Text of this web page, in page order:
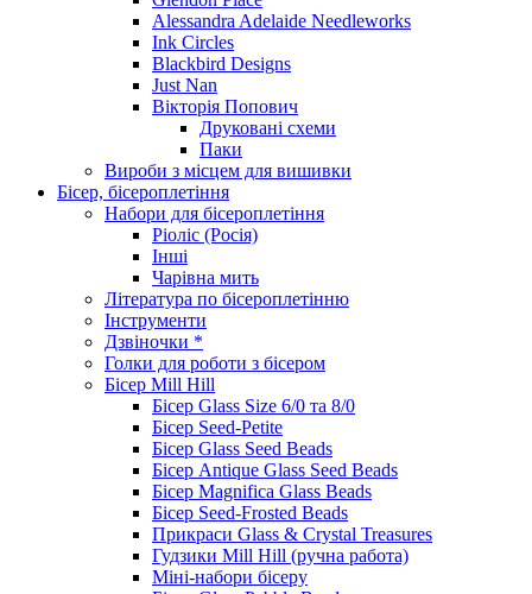
Alessandra Adelaide Needleworks
Ink Circles
Blackbird Designs
Just Nan
Вікторія Попович
Друковані схеми
Паки
Вироби з місцем для вишивки
Бісер, бісероплетіння
Набори для бісероплетіння
Ріоліс (Росія)
Інші
Чарівна мить
Література по бісероплетінню
Інструменти
Дзвіночки *
Голки для роботи з бісером
Бісер Mill Hill
Бісер Glass Size 6/0 та 8/0
Бісер Seed-Petite
Бісер Glass Seed Beads
Бісер Antique Glass Seed Beads
Бісер Magnifica Glass Beads
Бісер Seed-Frosted Beads
Прикраси Glass & Crystal Treasures
Гудзики Mill Hill (ручна работа)
Міні-набори бісеру